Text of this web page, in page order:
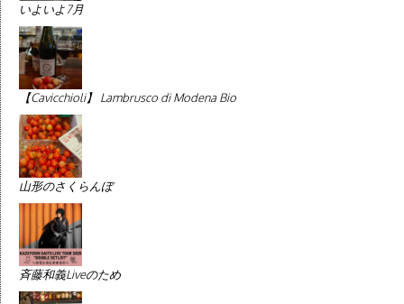
いよいよ7月
【Cavicchioli】 Lambrusco di Modena Bio
山形のさくらんぼ
斉藤和義Liveのため